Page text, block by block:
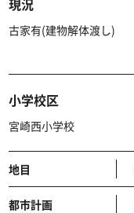
古家有(建物解体渡し)
小学校区
宮崎西小学校
地目
都市計画